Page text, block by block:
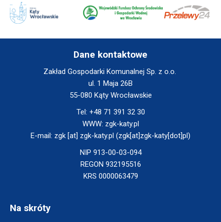
window
Will
open
in
Will
open
new
Will
open
new
Dane kontaktowe
Zakład Gospodarki Komunalnej Sp. z o.o.
ul. 1 Maja 26B
55-080 Kąty Wrocławskie
Tel: +48 71 391 32 30
WWW: zgk-katy.pl
E-mail: zgk [at] zgk-katy.pl (zgk[at]zgk-katy[dot]pl)
NIP 913-00-03-094
REGON 932195516
KRS 0000063479
Na skróty